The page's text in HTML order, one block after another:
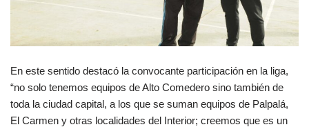
En este sentido destacó la convocante participación en la liga,
“no solo tenemos equipos de Alto Comedero sino también de
toda la ciudad capital, a los que se suman equipos de Palpalá,
El Carmen y otras localidades del Interior; creemos que es un